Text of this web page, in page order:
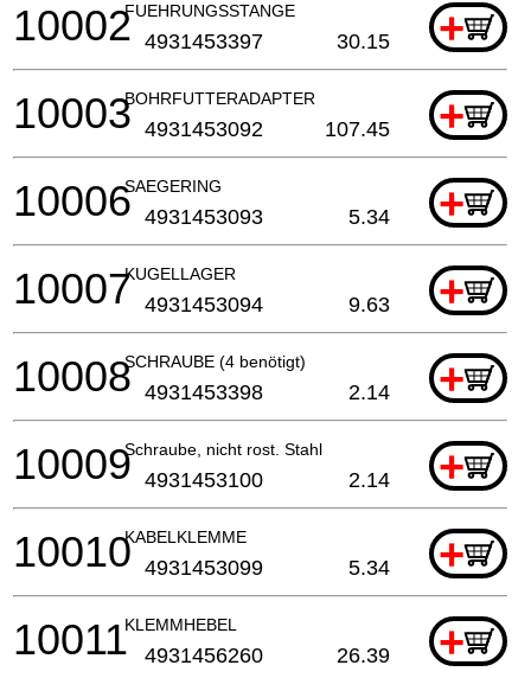
FUEHRUNGSSTANGE +
10002 4931453397 30.15
BOHRFUTTERADAPTER +
10003 4931453092 107.45
SAEGERING +
10006 4931453093 5.34
KUGELLAGER +
10007 4931453094 9.63
SCHRAUBE (4 benötigt) +
10008 4931453398 2.14
Schraube, nicht rost. Stahl +
10009 4931453100 2.14
KABELKLEMME +
10010 4931453099 5.34
KLEMMHEBEL +
10011 4931456260 26.39